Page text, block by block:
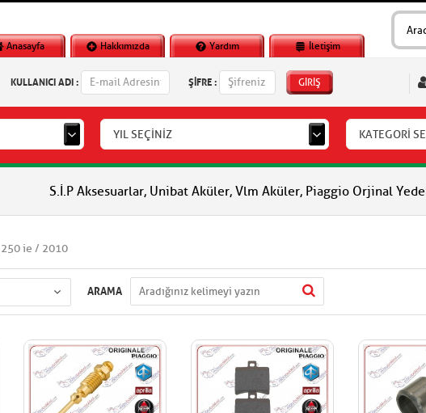
Anasayfa Hakkımızda Yardım İletişim
KULLANICI ADI : ŞİFRE : GİRİŞ
YIL SEÇİNİZ KATEGORİ
Aksesuarlar, Unibat Aküler, Vlm Aküler, Piaggio Orjinal Yedek Parça
ie / 2010
ARAMA